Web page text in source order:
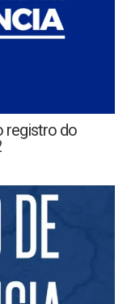
registro do